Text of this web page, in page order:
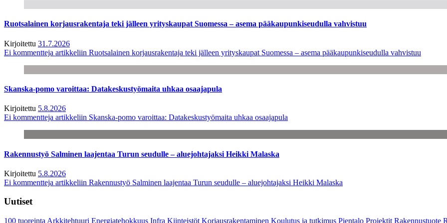
Ruotsalainen korjausrakentaja teki jälleen yrityskaupat Suomessa – asema pääkaupunkiseudulla vahvistuu
Kirjoitettu 31.7.2026
Ei kommentteja artikkeliin Ruotsalainen korjausrakentaja teki jälleen yrityskaupat Suomessa – asema pääkaupunkiseudulla vahvistuu
Skanska-pomo varoittaa: Datakeskustyömaita uhkaa osaajapula
Kirjoitettu 5.8.2026
Ei kommentteja artikkeliin Skanska-pomo varoittaa: Datakeskustyömaita uhkaa osaajapula
Rakennustyö Salminen laajentaa Turun seudulle – aluejohtajaksi Heikki Malaska
Kirjoitettu 5.8.2026
Ei kommentteja artikkeliin Rakennustyö Salminen laajentaa Turun seudulle – aluejohtajaksi Heikki Malaska
Uutiset
100 tuoreinta Arkkitehtuuri Energiatehokkuus Infra Kiinteistöt Korjausrakentaminen Koulutus ja tutkimus Pientalo Projektit Rakennustuote